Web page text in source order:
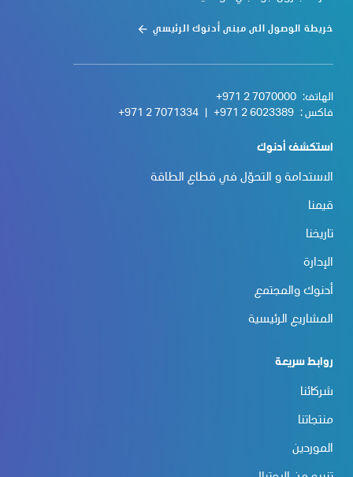
خريطة الوصول الى مبنى أدنوك الرئيسي
الهاتف: +971 2 7070000
فاكس : +971 2 6023389
+971 2 7071334
استكشف أدنوك
الاستدامة و التحوّل في قطاع الطاقة
قيمنا
تاريخنا
الإدارة
أدنوك والمجتمع
المشاريع الرئيسية
روابط سريعة
شركائنا
منتجاتنا
الموردين